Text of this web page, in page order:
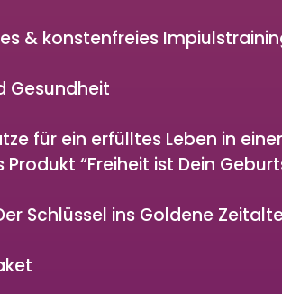
& konstenfreies
Gesundheit
für ein erfülltes Leben in
“Freiheit ist Dein
Schlüssel ins Goldene